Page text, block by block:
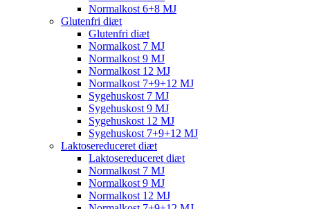
Normalkost 6+8 MJ
Glutenfri diæt
Glutenfri diæt
Normalkost 7 MJ
Normalkost 9 MJ
Normalkost 12 MJ
Normalkost 7+9+12 MJ
Sygehuskost 7 MJ
Sygehuskost 9 MJ
Sygehuskost 12 MJ
Sygehuskost 7+9+12 MJ
Laktosereduceret diæt
Laktosereduceret diæt
Normalkost 7 MJ
Normalkost 9 MJ
Normalkost 12 MJ